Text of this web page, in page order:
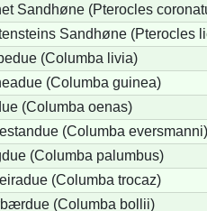
Sandhøne (Pterocles
Sandhøne (Pterocles
(Columba livia)
(Columba guinea)
(Columba oenas)
(Columba eversmanni)
(Columba palumbus)
(Columba trocaz)
(Columba bollii)